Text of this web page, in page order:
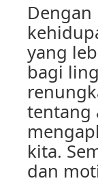
yang
bagi
tentang
kita.
dan